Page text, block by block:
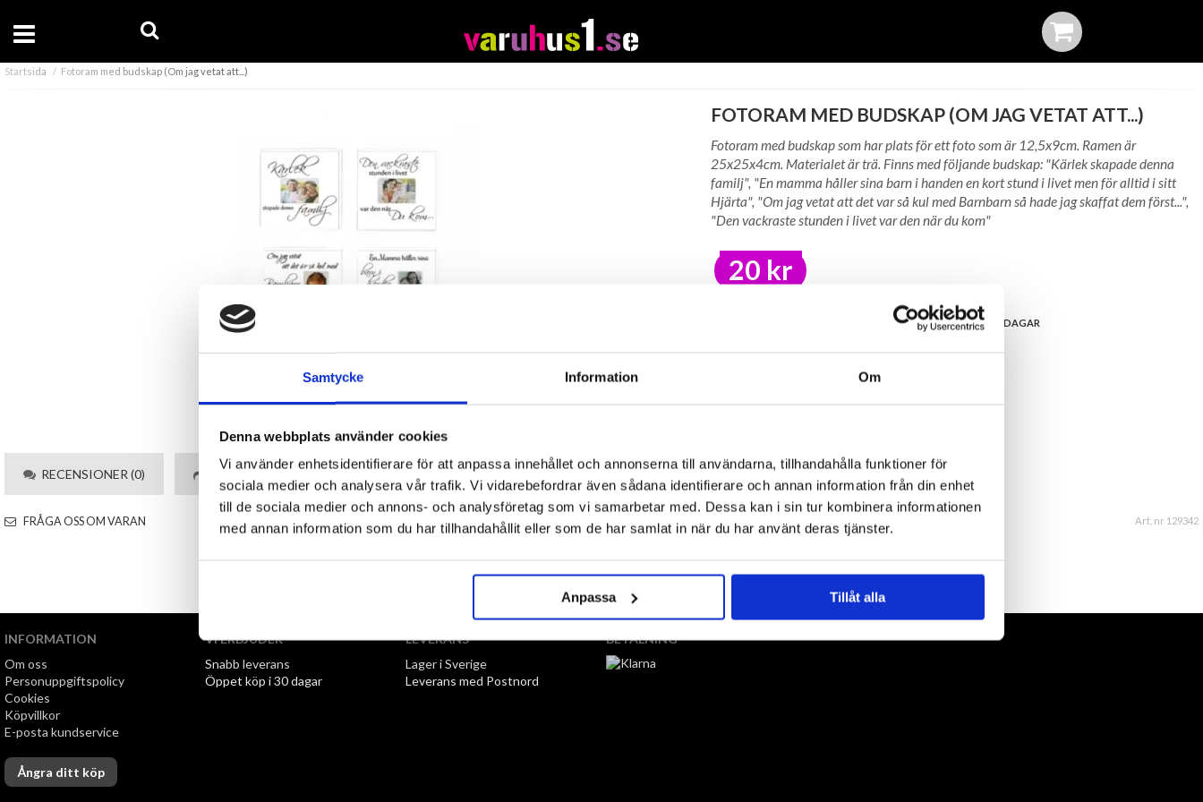
Samtycke Information Om
Denna webbplats använder cookies
Vi använder enhetsidentifierare för att anpassa innehållet och annonserna till användarna, tillhandahålla funktioner för
sociala medier och analysera vår trafik. Vi vidarebefordrar även sådana identifierare och annan information från din enhet
till de sociala medier och annons- och analysföretag som vi samarbetar med. Dessa kan i sin tur kombinera informationen
med annan information som du har tillhandahållit eller som de har samlat in när du har använt deras tjänster.
Anpassa Tillåt alla
Startsida Fotoram med budskap (Om jag vetat att...)
FOTORAM MED BUDSKAP (OM JAG VETAT ATT...)
Fotoram med budskap som har plats för ett foto som är 12,5x9cm. Ramen är
25x25x4cm. Materialet är trä. Finns med följande budskap: "Kärlek skapade denna
familj", "En mamma håller sina barn i handen en kort stund i livet men för alltid i sitt
Hjärta", "Om jag vetat att det var så kul med Barnbarn så hade jag skaffat dem först...",
"Den vackraste stunden i livet var den när du kom"
20 kr
LAGER I SVERIGE, SNABB LEVERANS ÖPPET KÖP I 30 DAGAR
RECENSIONER (0) TIPSA
FRÅGA OSS OM VARAN Art. nr 129342
TILL TOPPEN
INFORMATION
Om oss
Personuppgiftspolicy
Cookies
Köpvillkor
E-posta kundservice
Ångra ditt köp
VI ERBJUDER
Snabb leverans
Öppet köp i 30 dagar
LEVERANS
Lager i Sverige
Leverans med Postnord
BETALNING